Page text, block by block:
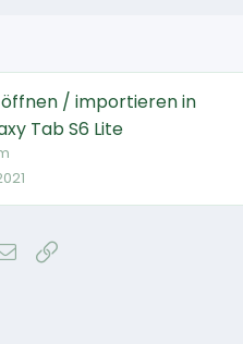
/ importieren in
Tab S6 Lite
E-Mail